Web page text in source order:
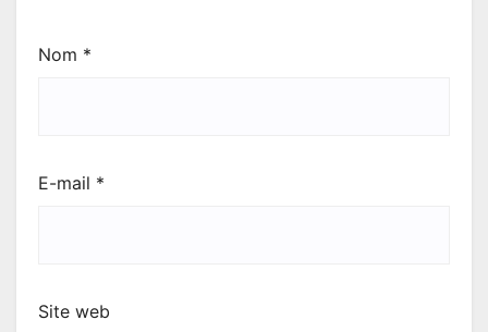
Nom *
E-mail *
Site web